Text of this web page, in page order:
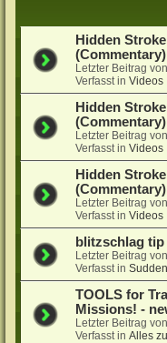
Hidden
Letzter Beitrag
Verfasst inVideos
Hidden
Letzter Beitrag
Verfasst inVideos
Hidden
Letzter Beitrag
Verfasst inVideos
blitzschlag tip
Letzter Beitrag
Verfasst in
TOOLS for
Missions! -
Letzter Beitrag
Verfasst inAlles